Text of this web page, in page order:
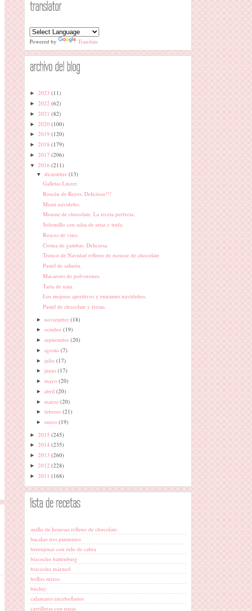
translator
Powered by Translate
archivo del blog
► 2023 (11)
► 2022 (62)
► 2021 (82)
► 2020 (100)
► 2019 (120)
► 2018 (179)
► 2017 (206)
▼ 2016 (211)
▼diciembre(13)
Galletas Linzer.
Roscón de Reyes. Delicioso!!!
Menú navideño.
Mousse de chocolate. La receta perfecta.
Solomillo con salsa de setas y trufa.
Roscos de vino.
Crema de gambas. Deliciosa.
Tronco de Navidad relleno de mousse de chocolate.
Pastel de salmón.
Macarons de polvorones.
Tarta de nata.
Los mejores aperitivos y entrantes navideños.
Pastel de chocolate y fresas.
►noviembre(18)
►octubre(19)
►septiembre(20)
►agosto(7)
►julio(17)
►junio(17)
►mayo(20)
►abril(20)
►marzo(20)
►febrero(21)
►enero(19)
► 2015 (245)
► 2014 (235)
► 2013 (260)
► 2012 (228)
► 2011 (168)
lista de recetas
anillo de lionesas relleno de chocolate.
bacalao tres pimientos
berenjenas con rulo de cabra
bizcocho battenburg
bizcocho mármol
bollos suizos
buchty
calamares encebollados
carrilleras con pasas